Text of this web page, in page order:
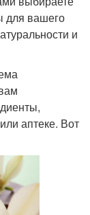
для вашего
и
аптеке. Вот